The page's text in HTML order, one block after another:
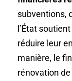
subventions,
l’État
réduire leur
manière, le
rénovation